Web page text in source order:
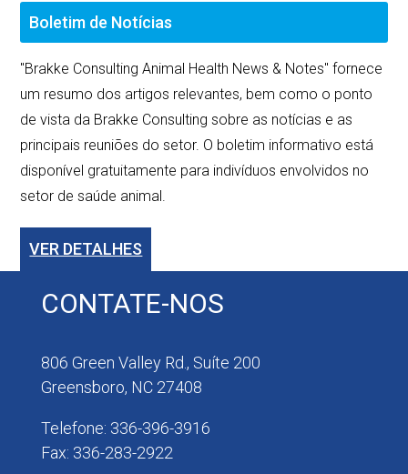
Boletim de Notícias
"Brakke Consulting Animal Health News & Notes" fornece
um resumo dos artigos relevantes, bem como o ponto
de vista da Brakke Consulting sobre as notícias e as
principais reuniões do setor. O boletim informativo está
disponível gratuitamente para indivíduos envolvidos no
setor de saúde animal.
VER DETALHES
CONTATE-NOS
806 Green Valley Rd., Suíte 200
Greensboro, NC 27408
Telefone: 336-396-3916
Fax: 336-283-2922